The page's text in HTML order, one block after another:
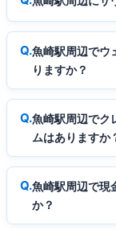
魚崎駅周辺でウ
りますか？
魚崎駅周辺でク
ムはありますか
魚崎駅周辺で現
か？